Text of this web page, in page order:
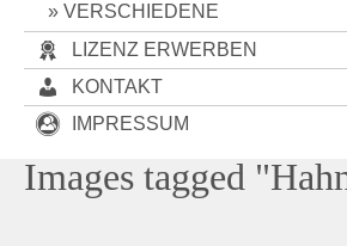
VERSCHIEDENE
LIZENZ ERWERBEN
KONTAKT
IMPRESSUM
Images tagged